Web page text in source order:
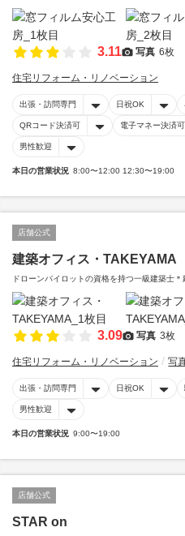
3.11 写真 6枚
住宅リフォーム・リノベーション
出張・訪問専門 日祝OK
QRコード決済可 電子マネー決済可
男性歓迎
本日の営業状況 8:00〜12:00 12:30〜19:00
店舗公式
建築オフィス・TAKEYAMA
ドローンパイロットの資格を持つ一級建築士
3.09 写真 3枚
住宅リフォーム・リノベーション 写
出張・訪問専門 日祝OK
男性歓迎
本日の営業状況 9:00〜19:00
店舗公式
STAR on